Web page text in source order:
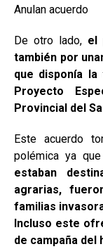
Anulan acuerdo
De otro lado, el
también por
que disponía
Proyecto
Provincial del
Este acuerdo
polémica ya que
estaban
agrarias,
familias
Incluso este
de campaña del